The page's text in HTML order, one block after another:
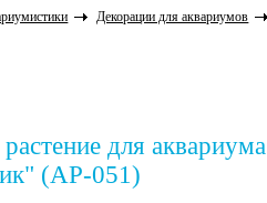
Декорации для аквариумов
для аквариума
(AP-051)